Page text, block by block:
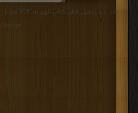
قراءة و تحميل كتاب كتاب الهزيمه PDF مجانا | مكتبة >
مرة/مرات